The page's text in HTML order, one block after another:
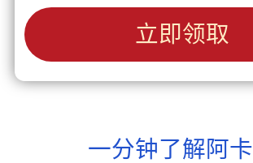
立即领取
一分钟了解阿